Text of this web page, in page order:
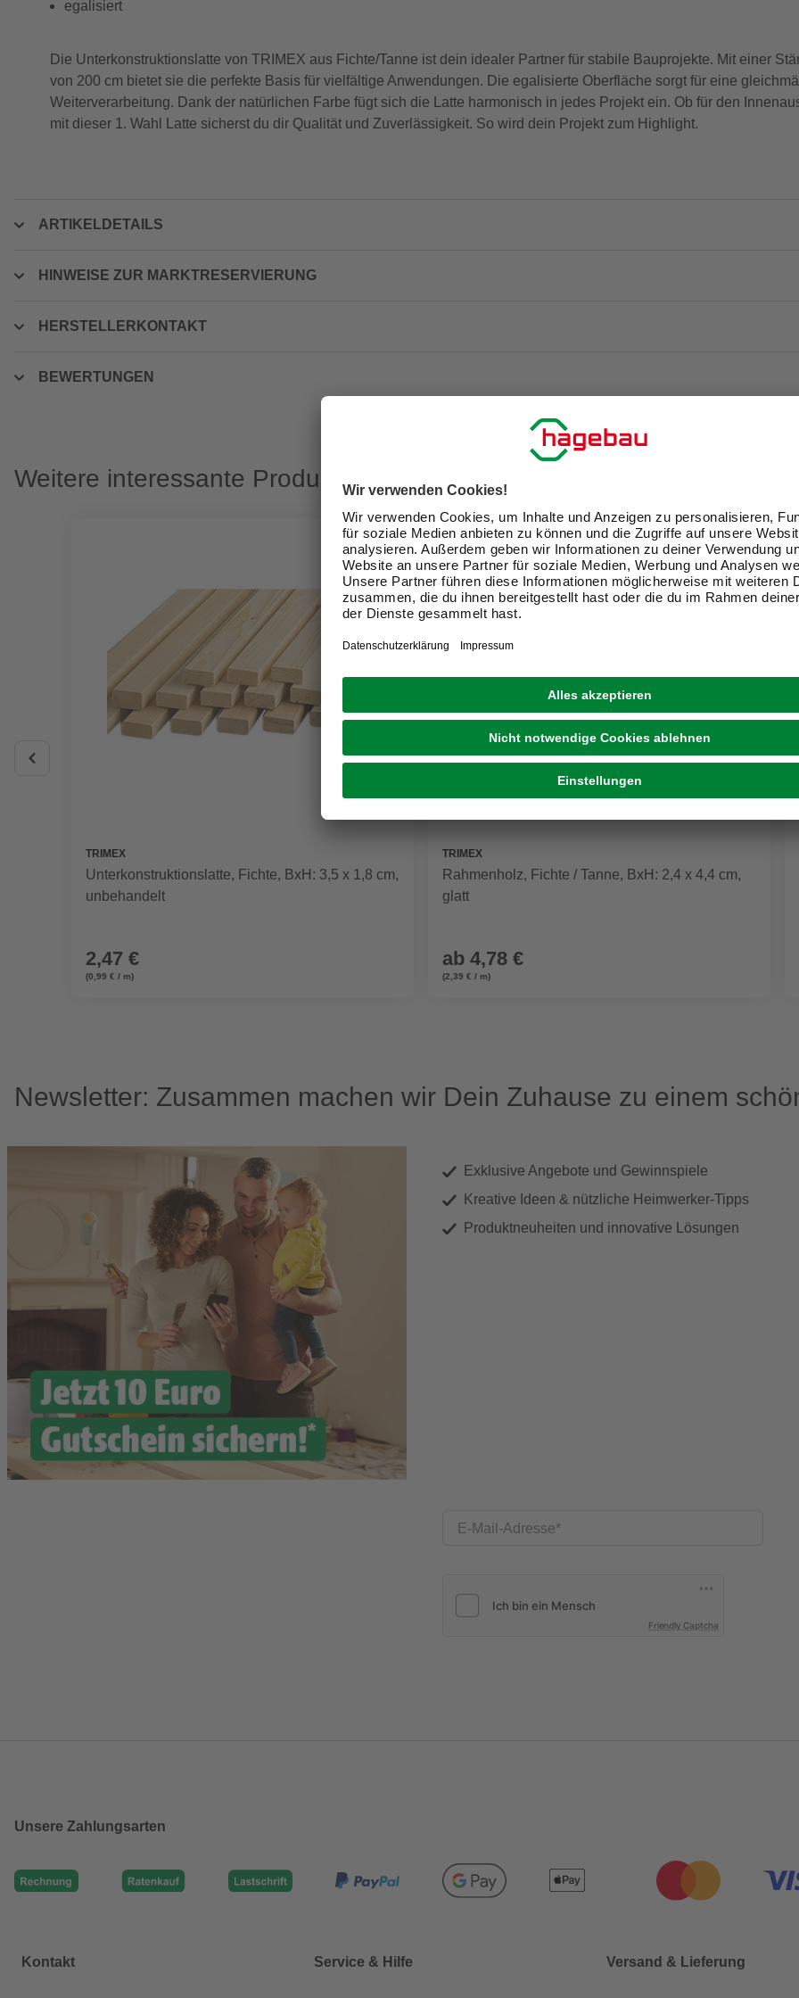
egalisiert
Die Unterkonstruktionslatte von TRIMEX aus Fichte/Tanne ist dein idealer Partner für stabile Bauprojekte. Mit einer
von 200 cm bietet sie die perfekte Basis für vielfältige Anwendungen. Die egalisierte Oberfläche sorgt für eine
Weiterverarbeitung. Dank der natürlichen Farbe fügt sich die Latte harmonisch in jedes Projekt ein. Ob für den
mit dieser 1. Wahl Latte sicherst du dir Qualität und Zuverlässigkeit. So wird dein Projekt zum Highlight.
ARTIKELDETAILS
HINWEISE ZUR MARKTRESERVIERUNG
HERSTELLERKONTAKT
BEWERTUNGEN
Weitere interessante Produkte
TRIMEX
Unterkonstruktionslatte, Fichte, BxH: 3,5 x 1,8 cm,
unbehandelt
2,47 €
(0,99 € / m)
TRIMEX
Rahmenholz, Fichte / Tanne, BxH: 2,4 x 4,4 cm,
glatt
ab 4,78 €
(2,39 € / m)
Newsletter: Zusammen machen wir Dein Zuhause zu einem
Exklusive Angebote und Gewinnspiele
Kreative Ideen & nützliche Heimwerker-Tipps
Produktneuheiten und innovative Lösungen
E-Mail-Adresse
Friendly Captcha
Unsere Zahlungsarten
Kontakt Service & Hilfe Versand & Lieferung